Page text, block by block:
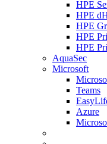
HPE
HPE
HPE
HPE
HPE
AquaSec
Microsoft
Teams
Azure